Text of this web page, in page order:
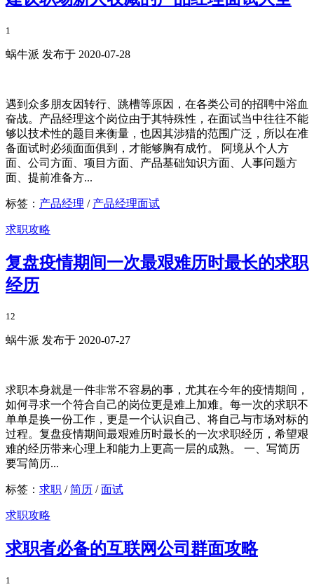
1
蜗牛派 发布于 2020-07-28
遇到众多朋友因转行、跳槽等原因，在各类公司的招聘中浴血
奋战。产品经理这个岗位由于其特殊性，在面试当中往往不能
够以技术性的题目来衡量，也因其涉猎的范围广泛，所以在准
备面试时必须面面俱到，才能够胸有成竹。 阿境从个人方
面、公司方面、项目方面、产品基础知识方面、人事问题方
面、提前准备方...
标签： 产品经理 / 产品经理面试
求职攻略
复盘疫情期间一次最艰难历时最长的求职
经历
12
蜗牛派 发布于 2020-07-27
求职本身就是一件非常不容易的事，尤其在今年的疫情期间，
如何寻求一个符合自己的岗位更是难上加难。每一次的求职不
单单是换一份工作，更是一个认识自己、将自己与市场对标的
过程。复盘疫情期间最艰难历时最长的一次求职经历，希望艰
难的经历带来心理上和能力上更高一层的成熟。 一、写简历
要写简历...
标签： 求职 /简历 /面试
求职攻略
求职者必备的互联网公司群面攻略
1